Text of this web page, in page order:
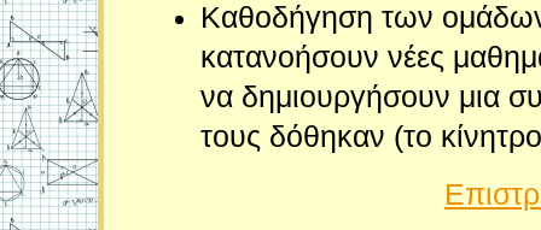
Καθοδήγηση των
κατανοήσουν νέες
να δημιουργήσουν μια
τους δόθηκαν (το